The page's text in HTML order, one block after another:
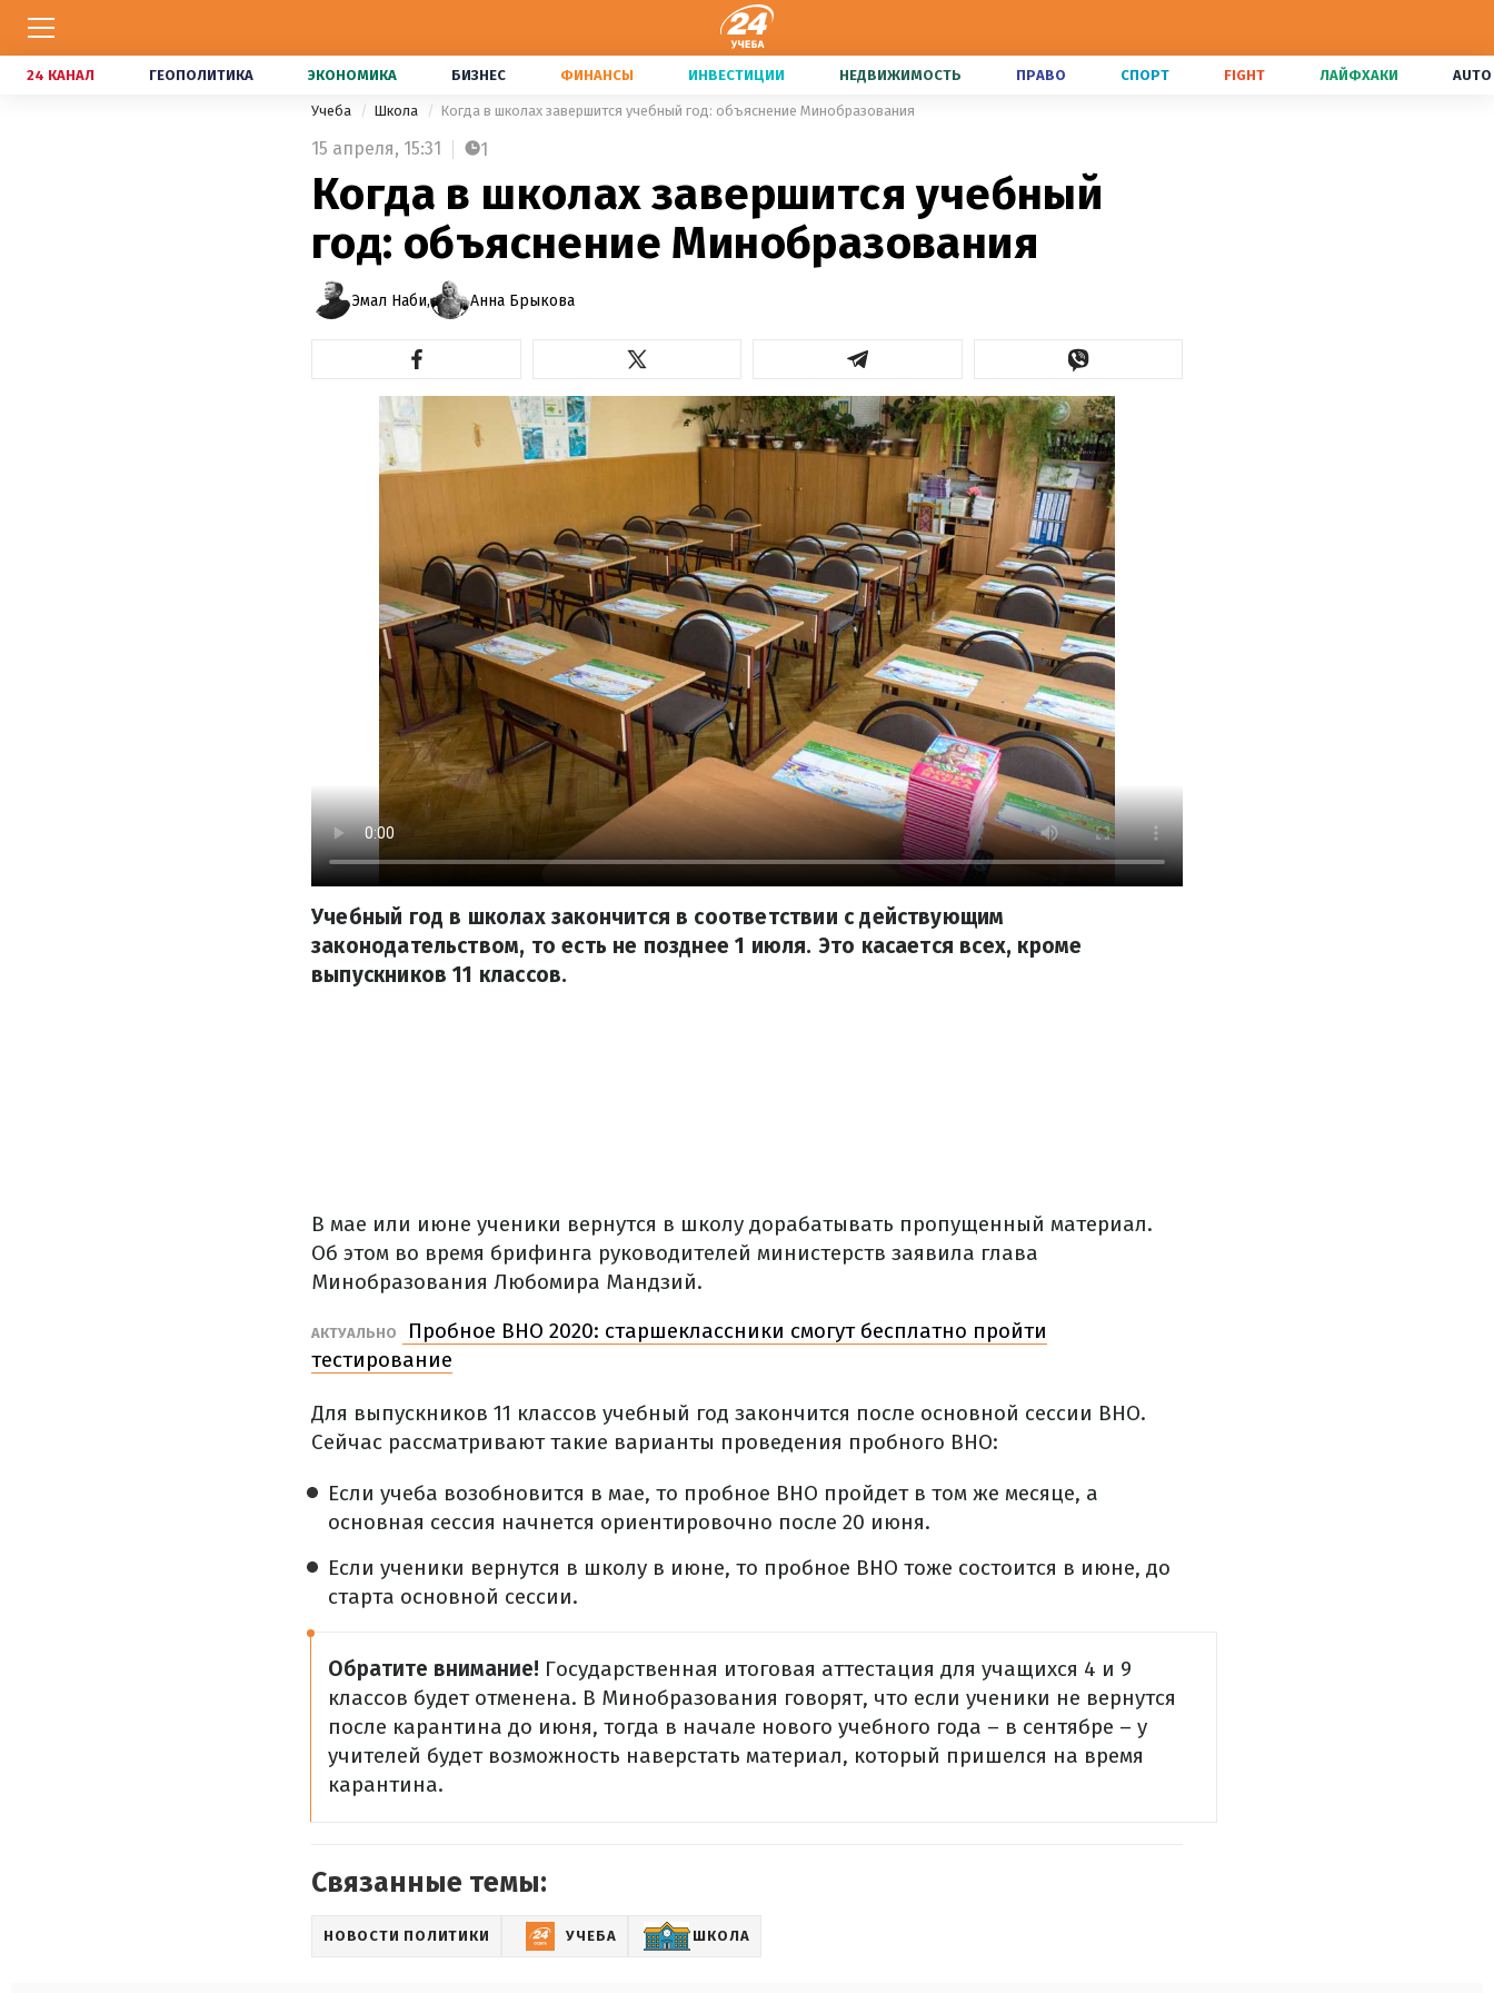
24 КАНАЛ ГЕОПОЛИТИКА ЭКОНОМИКА БИЗНЕС ФИНАНСЫ ИНВЕСТИЦИИ НЕДВИЖИМОСТЬ ПРАВО СПОРТ FIGHT ЛАЙФХАКИ AUTO
Учеба Школа Когда в школах завершится учебный год: объяснение Минобразования
15 апреля, 15:31 1
Когда в школах завершится учебный
год: объяснение Минобразования
Эмал Наби, Анна Брыкова
Учебный год в школах закончится в соответствии с действующим
законодательством, то есть не позднее 1 июля. Это касается всех, кроме
выпускников 11 классов.
В мае или июне ученики вернутся в школу дорабатывать пропущенный материал.
Об этом во время брифинга руководителей министерств заявила глава
Минобразования Любомира Мандзий.
АКТУАЛЬНО
Пробное ВНО 2020: старшеклассники смогут бесплатно пройти
тестирование
Для выпускников 11 классов учебный год закончится после основной сессии ВНО.
Сейчас рассматривают такие варианты проведения пробного ВНО:
Если учеба возобновится в мае, то пробное ВНО пройдет в том же месяце, а
основная сессия начнется ориентировочно после 20 июня.
Если ученики вернутся в школу в июне, то пробное ВНО тоже состоится в июне, до
старта основной сессии.
Обратите внимание! Государственная итоговая аттестация для учащихся 4 и 9
классов будет отменена. В Минобразования говорят, что если ученики не вернутся
после карантина до июня, тогда в начале нового учебного года – в сентябре – у
учителей будет возможность наверстать материал, который пришелся на время
карантина.
Связанные темы:
НОВОСТИ ПОЛИТИКИ УЧЕБА ШКОЛА